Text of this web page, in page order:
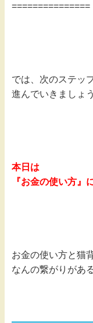
===============
では、次のステッ
進んでいきましょ
本日は
『お金の使い方』
お金の使い方と猫
なんの繋がりがあ